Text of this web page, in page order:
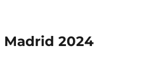
Madrid 2024